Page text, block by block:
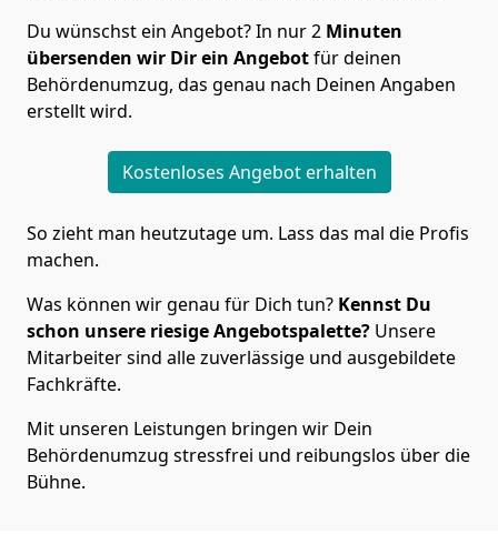
Du wünschst ein Angebot? In nur 2 Minuten
übersenden wir Dir ein Angebotfür deinen
Behördenumzug, das genau nach Deinen Angaben
erstellt wird.
Kostenloses Angebot erhalten
So zieht man heutzutage um. Lass das mal die Profis
machen.
Was können wir genau für Dich tun? Kennst Du
schon unsere riesige Angebotspalette? Unsere
Mitarbeiter sind alle zuverlässige und ausgebildete
Fachkräfte.
Mit unseren Leistungen bringen wir Dein
Behördenumzug stressfrei und reibungslos über die
Bühne.